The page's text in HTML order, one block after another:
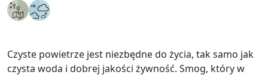
Czyste powietrze jest niezbędne do życia, tak samo jak
czysta woda i dobrej jakości żywność. Smog, który w